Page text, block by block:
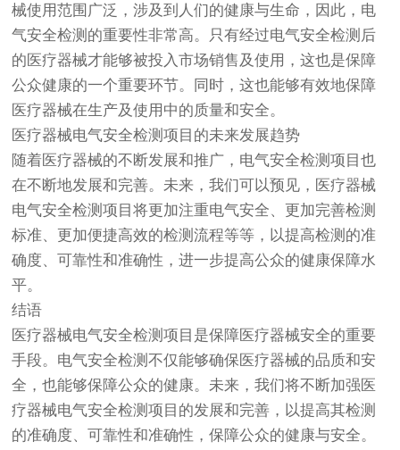
械使用范围广泛，涉及到人们的健康与生命，因此，电
气安全检测的重要性非常高。只有经过电气安全检测后
的医疗器械才能够被投入市场销售及使用，这也是保障
公众健康的一个重要环节。同时，这也能够有效地保障
医疗器械在生产及使用中的质量和安全。
医疗器械电气安全检测项目的未来发展趋势
随着医疗器械的不断发展和推广，电气安全检测项目也
在不断地发展和完善。未来，我们可以预见，医疗器械
电气安全检测项目将更加注重电气安全、更加完善检测
标准、更加便捷高效的检测流程等等，以提高检测的准
确度、可靠性和准确性，进一步提高公众的健康保障水
平。
结语
医疗器械电气安全检测项目是保障医疗器械安全的重要
手段。电气安全检测不仅能够确保医疗器械的品质和安
全，也能够保障公众的健康。未来，我们将不断加强医
疗器械电气安全检测项目的发展和完善，以提高其检测
的准确度、可靠性和准确性，保障公众的健康与安全。